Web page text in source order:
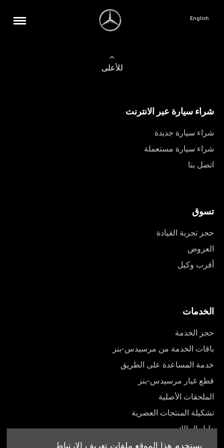
يستخدم هذا الموقع ملفات تعريف الارتباط
English
للأعلى
شراء سيارة عبر الانترنت
شراء سيارة جديدة
شراء سيارة مستعملة
اتصل بنا
تسوق
حجز تجربة القيادة
العروض
أقرب وكيل
الخدمات
حجز الخدمة
باقات الخدمة من مرسيدس-بنز
خدمة المساعدة على الطريق
قطع غيار مرسيدس-بنز
الملحقات الأصلية
تشكيلة المنتجات العصرية
دليل المالك